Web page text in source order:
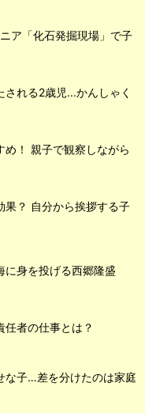
ア「化石発掘現場」で子
れる2歳児...かんしゃく
め！ 親子で観察しながら
果？ 自分から挨拶する子
に身を投げる西郷隆盛
任者の仕事とは？
な子…差を分けたのは家庭